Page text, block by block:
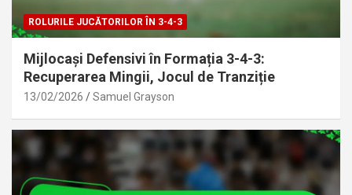
ROLURILE JUCĂTORILOR ÎN 3-4-3
Mijlocași Defensivi în Formația 3-4-3:
Recuperarea Mingii, Jocul de Tranziție
13/02/2026 Samuel Grayson